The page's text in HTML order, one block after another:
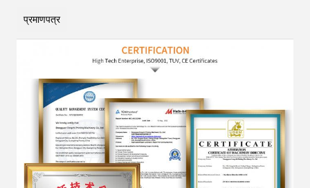
प्रमाणपत्र